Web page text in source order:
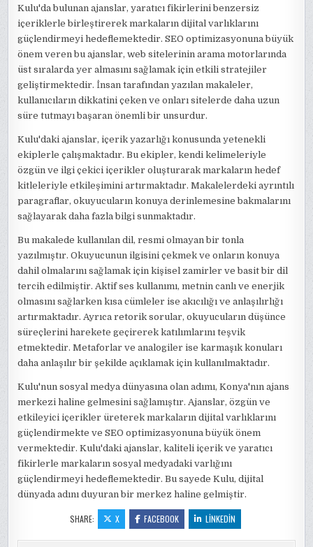
Kulu'da bulunan ajanslar, yaratıcı fikirlerini benzersiz
içeriklerle birleştirerek markaların dijital varlıklarını
güçlendirmeyi hedeflemektedir. SEO optimizasyonuna büyük
önem veren bu ajanslar, web sitelerinin arama motorlarında
üst sıralarda yer almasını sağlamak için etkili stratejiler
geliştirmektedir. İnsan tarafından yazılan makaleler,
kullanıcıların dikkatini çeken ve onları sitelerde daha uzun
süre tutmayı başaran önemli bir unsurdur.
Kulu'daki ajanslar, içerik yazarlığı konusunda yetenekli
ekiplerle çalışmaktadır. Bu ekipler, kendi kelimeleriyle
özgün ve ilgi çekici içerikler oluşturarak markaların hedef
kitleleriyle etkileşimini artırmaktadır. Makalelerdeki ayrıntılı
paragraflar, okuyucuların konuya derinlemesine bakmalarını
sağlayarak daha fazla bilgi sunmaktadır.
Bu makalede kullanılan dil, resmi olmayan bir tonla
yazılmıştır. Okuyucunun ilgisini çekmek ve onların konuya
dahil olmalarını sağlamak için kişisel zamirler ve basit bir dil
tercih edilmiştir. Aktif ses kullanımı, metnin canlı ve enerjik
olmasını sağlarken kısa cümleler ise akıcılığı ve anlaşılırlığı
artırmaktadır. Ayrıca retorik sorular, okuyucuların düşünce
süreçlerini harekete geçirerek katılımlarını teşvik
etmektedir. Metaforlar ve analogiler ise karmaşık konuları
daha anlaşılır bir şekilde açıklamak için kullanılmaktadır.
Kulu'nun sosyal medya dünyasına olan adımı, Konya'nın ajans
merkezi haline gelmesini sağlamıştır. Ajanslar, özgün ve
etkileyici içerikler üreterek markaların dijital varlıklarını
güçlendirmekte ve SEO optimizasyonuna büyük önem
vermektedir. Kulu'daki ajanslar, kaliteli içerik ve yaratıcı
fikirlerle markaların sosyal medyadaki varlığını
güçlendirmeyi hedeflemektedir. Bu sayede Kulu, dijital
dünyada adını duyuran bir merkez haline gelmiştir.
SHARE: X FACEBOOK LINKEDIN